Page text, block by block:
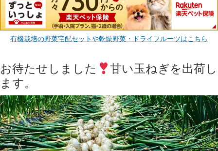
有機栽培の野菜宅配セットや乾燥野菜・ドライフルーツはこちら
お待たせしました
甘い玉ねぎを出荷し
ます。